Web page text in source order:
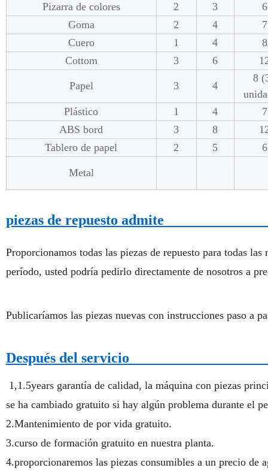
Pizarra de colores
2 3
6
Goma
2 4
7
Cuero
1 4
8
Cottom
3 6
Papel 3 4
8
Plástico
1 4
7
ABS bord
3 8
Tablero de papel
2 5 6
Metal
piezas de
Proporcionamos todas las piezas de repuesto para todas
período, usted podría pedirlo directamente de nosotros a
Publicaríamos las piezas nuevas con instrucciones paso a
Después
1,1.5years garantía de calidad, la máquina con piezas
se ha cambiado gratuito si hay algún problema durante
2.Mantenimiento de por vida gratuito.
3.curso de formación gratuito en nuestra planta.
4.proporcionaremos las piezas consumibles a un precio de